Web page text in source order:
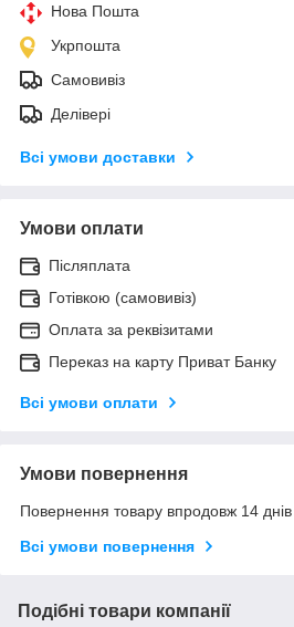
Нова Пошта
Укрпошта
Самовивіз
Делівері
Всі умови доставки
Умови оплати
Післяплата
Готівкою (самовивіз)
Оплата за реквізитами
Переказ на карту Приват Банку
Всі умови оплати
Умови повернення
Повернення товару впродовж 14
Всі умови повернення
Подібні товари компанії